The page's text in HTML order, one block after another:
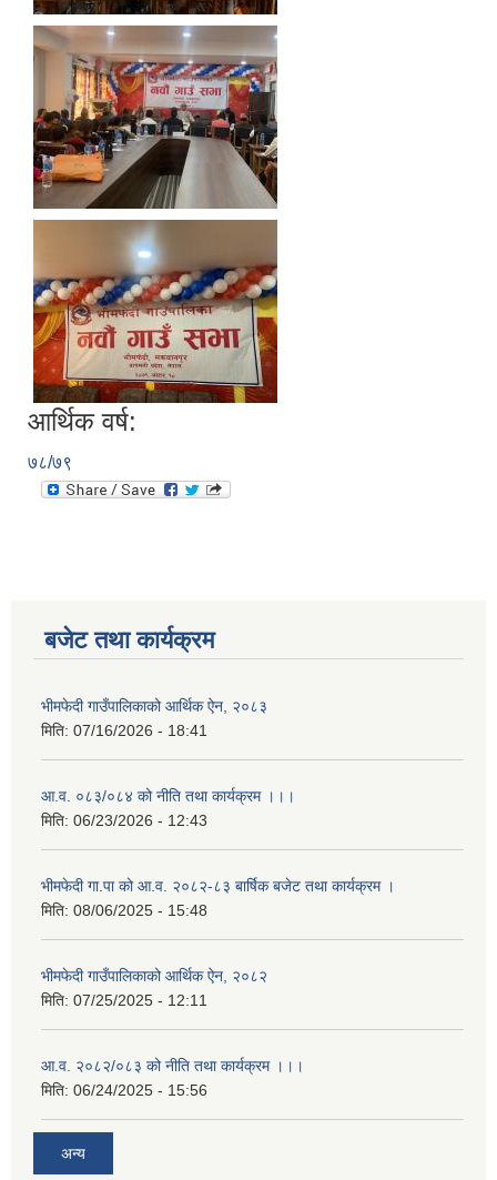
आर्थिक वर्ष:
७८/७९
बजेट तथा कार्यक्रम
भीमफेदी गाउँपालिकाको आर्थिक ऐन, २०८३
मिति: 07/16/2026 - 18:41
आ.व. ०८३/०८४ को नीति तथा कार्यक्रम ।।।
मिति: 06/23/2026 - 12:43
भीमफेदी गा.पा को आ.व. २०८२-८३ बार्षिक बजेट तथा कार्यक्रम ।
मिति: 08/06/2025 - 15:48
भीमफेदी गाउँपालिकाको आर्थिक ऐन, २०८२
मिति: 07/25/2025 - 12:11
आ.व. २०८२/०८३ को नीति तथा कार्यक्रम ।।।
मिति: 06/24/2025 - 15:56
अन्य